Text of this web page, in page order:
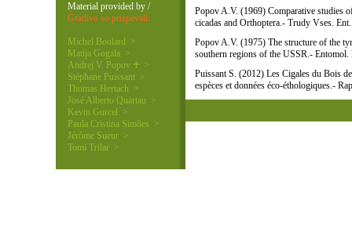
Popov A.V. (1969) Comparative studies
cicadas and Orthoptera.- Trudy Vses.
Popov A.V. (1975) The structure of the
southern regions of the USSR.- Entomol.
Puissant S. (2012) Les Cigales du Bois
espèces et données éco-éthologiques.-
Material provided by /
Gradivo so prispevali:
Michel Boulard >
Matija Gogala >
Andrej V. Popov ♰ >
Stéphane Puissant >
Thomas Hertach >
José Alberto Quartau >
Kevin Gurcel >
Paula Cristina Simões >
Jérôme Sueur >
Tomi Trilar >